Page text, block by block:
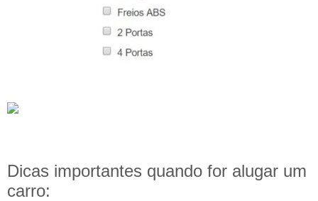
Dicas importantes quando for alugar um
carro: